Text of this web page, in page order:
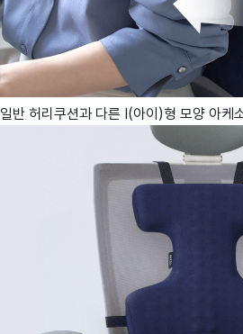
일반 허리쿠션과 다른 I(아이)형 모양 아케